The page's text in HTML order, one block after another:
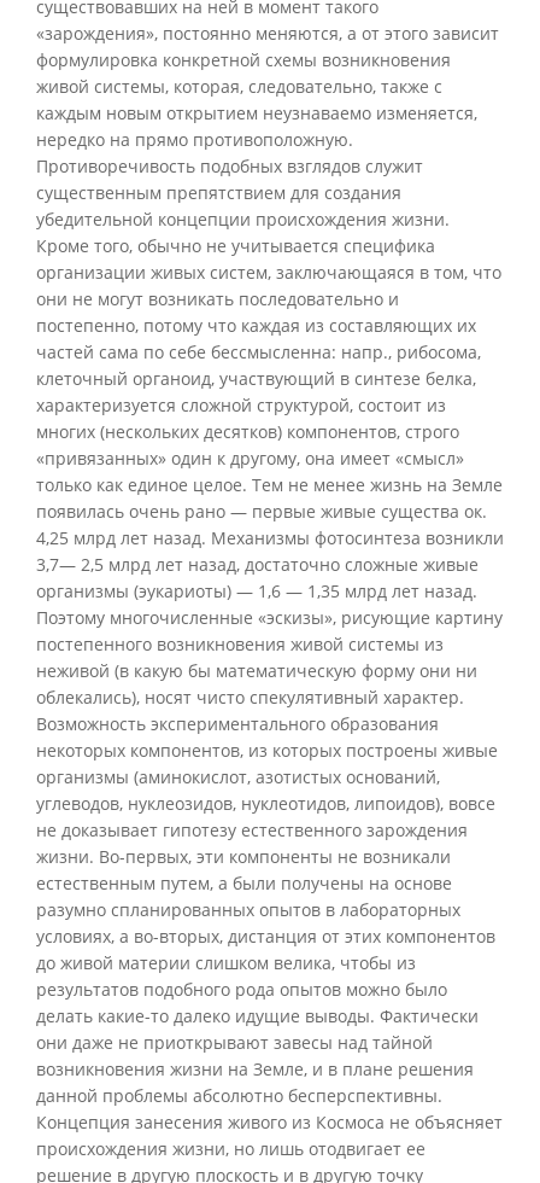
существовавших на ней в момент такого
«зарождения», постоянно меняются, а от этого зависит
формулировка конкретной схемы возникновения
живой системы, которая, следовательно, также с
каждым новым открытием неузнаваемо изменяется,
нередко на прямо противоположную.
Противоречивость подобных взглядов служит
существенным препятствием для создания
убедительной концепции происхождения жизни.
Кроме того, обычно не учитывается специфика
организации живых систем, заключающаяся в том, что
они не могут возникать последовательно и
постепенно, потому что каждая из составляющих их
частей сама по себе бессмысленна: напр., рибосома,
клеточный органоид, участвующий в синтезе белка,
характеризуется сложной структурой, состоит из
многих (нескольких десятков) компонентов, строго
«привязанных» один к другому, она имеет «смысл»
только как единое целое. Тем не менее жизнь на Земле
появилась очень рано — первые живые существа ок.
4,25 млрд лет назад. Механизмы фотосинтеза возникли
3,7— 2,5 млрд лет назад, достаточно сложные живые
организмы (эукариоты) — 1,6 — 1,35 млрд лет назад.
Поэтому многочисленные «эскизы», рисующие картину
постепенного возникновения живой системы из
неживой (в какую бы математическую форму они ни
облекались), носят чисто спекулятивный характер.
Возможность экспериментального образования
некоторых компонентов, из которых построены живые
организмы (аминокислот, азотистых оснований,
углеводов, нуклеозидов, нуклеотидов, липоидов), вовсе
не доказывает гипотезу естественного зарождения
жизни. Во-первых, эти компоненты не возникали
естественным путем, а были получены на основе
разумно спланированных опытов в лабораторных
условиях, а во-вторых, дистанция от этих компонентов
до живой материи слишком велика, чтобы из
результатов подобного рода опытов можно было
делать какие-то далеко идущие выводы. Фактически
они даже не приоткрывают завесы над тайной
возникновения жизни на Земле, и в плане решения
данной проблемы абсолютно бесперспективны.
Концепция занесения живого из Космоса не объясняет
происхождения жизни, но лишь отодвигает ее
решение в другую плоскость и в другую точку